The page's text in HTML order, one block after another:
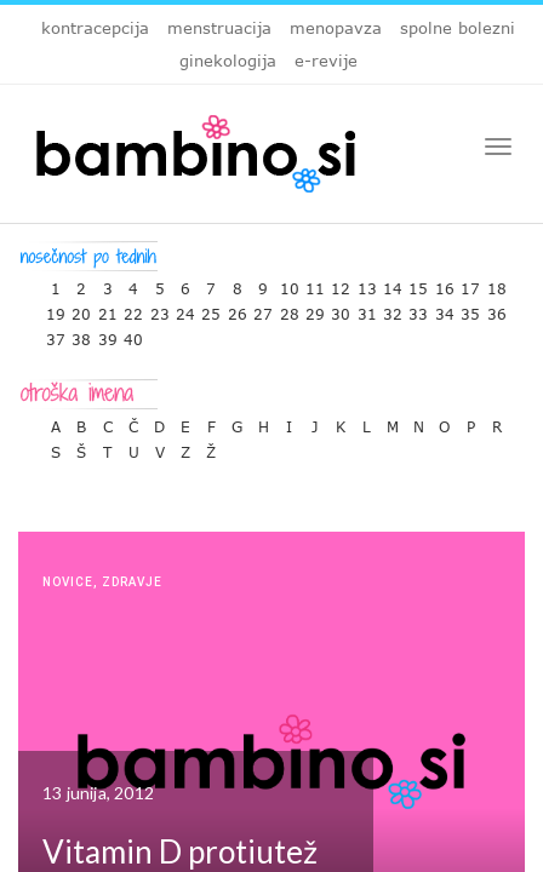
kontracepcija menstruacija menopavza
spolne bolezni
ginekologija
e-revije
1 2 3 4 5 6 7 8 9 10 11 12 13 14 15 16 17 18
19 20 21 22 23 24 25 26 27 28 29 30 31 32 33 34 35 36
37 38 39 40
A B C Č D E F G H I J K L M N O P
R
S
Š T U V Z Ž
NOVICE ZDRAVJE
13 junija, 2012
Vitamin D protiutež